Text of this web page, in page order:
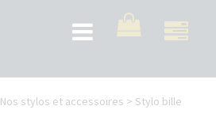
Toggle
navigation
Nos stylos et accessoires > Stylo bille